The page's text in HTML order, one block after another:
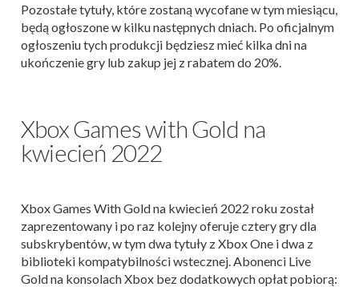
Pozostałe tytuły, które zostaną wycofane w tym miesiącu,
będą ogłoszone w kilku następnych dniach. Po oficjalnym
ogłoszeniu tych produkcji będziesz mieć kilka dni na
ukończenie gry lub zakup jej z rabatem do 20%.
Xbox Games with Gold na
kwiecień 2022
Xbox Games With Gold na kwiecień 2022 roku został
zaprezentowany i po raz kolejny oferuje cztery gry dla
subskrybentów, w tym dwa tytuły z Xbox One i dwa z
biblioteki kompatybilności wstecznej. Abonenci Live
Gold na konsolach Xbox bez dodatkowych opłat pobiorą: